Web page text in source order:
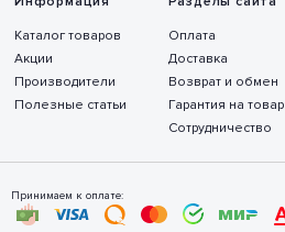
Каталог товаров
Акции
Производители
Полезные статьи
Оплата
Доставка
Возврат и обмен
Гарантия на товар
Сотрудничество
Принимаем к оплате: